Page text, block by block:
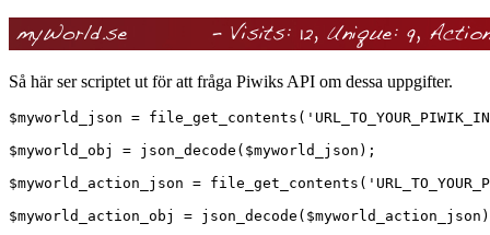
Så här ser scriptet ut för att fråga Piwiks API om dessa uppgifter.
$myworld_json =
$myworld_obj = json_decode($myworld_json);
$myworld_action_json =
$myworld_action_obj =